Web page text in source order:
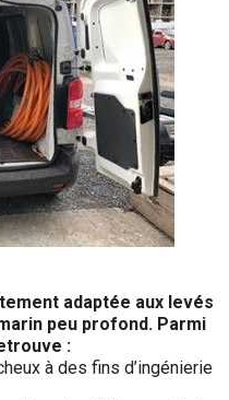
adaptée aux levés
peu profond. Parmi
:
à des fins d’ingénierie